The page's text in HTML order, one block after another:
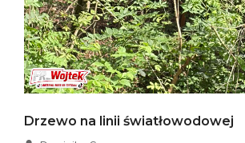
Drzewo na linii światłowodowej